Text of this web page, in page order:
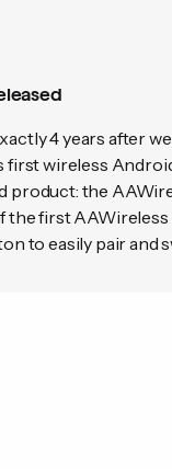
4 years after
wireless
product: the
the first AAWireless
to easily pair and